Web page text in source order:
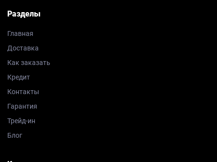
Разделы
Главная
Доставка
Как заказать
Кредит
Контакты
Гарантия
Трейд-ин
Блог